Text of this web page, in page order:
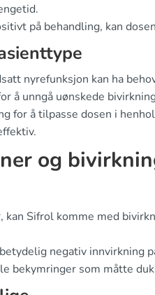
på behandling, kan
nyrefunksjon kan ha
å unngå uønskede
for å tilpasse dosen i
og
kan Sifrol komme med
negativ
bekymringer som måtte